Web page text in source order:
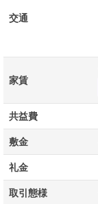
交通
家賃
共益費
敷金
礼金
取引態様